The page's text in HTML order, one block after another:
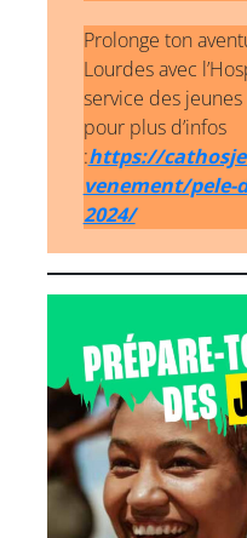
Prolonge ton
Lourdes avec
service des
pour plus d’infos
:https://
venement/pele-
2024/